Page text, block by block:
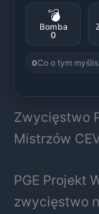
💣
Bomba
0
0Co o tym
Zwycięstwo
Mistrzów
PGE Projekt
zwycięstwo